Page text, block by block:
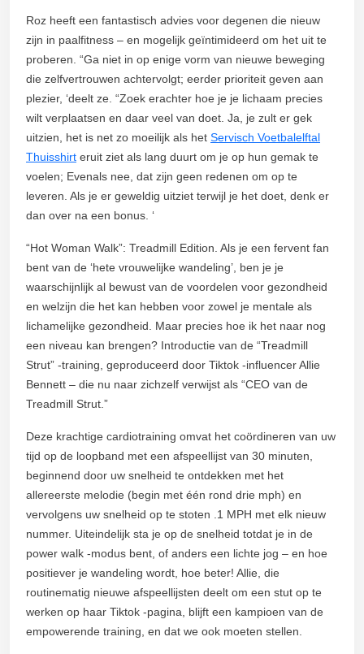
Roz heeft een fantastisch advies voor degenen die nieuw
zijn in paalfitness – en mogelijk geïntimideerd om het uit te
proberen. “Ga niet in op enige vorm van nieuwe beweging
die zelfvertrouwen achtervolgt; eerder prioriteit geven aan
plezier, ‘deelt ze. “Zoek erachter hoe je je lichaam precies
wilt verplaatsen en daar veel van doet. Ja, je zult er gek
uitzien, het is net zo moeilijk als het Servisch Voetbalelftal
Thuisshirt eruit ziet als lang duurt om je op hun gemak te
voelen; Evenals nee, dat zijn geen redenen om op te
leveren. Als je er geweldig uitziet terwijl je het doet, denk er
dan over na een bonus. ‘
“Hot Woman Walk”: Treadmill Edition. Als je een fervent fan
bent van de ‘hete vrouwelijke wandeling’, ben je je
waarschijnlijk al bewust van de voordelen voor gezondheid
en welzijn die het kan hebben voor zowel je mentale als
lichamelijke gezondheid. Maar precies hoe ik het naar nog
een niveau kan brengen? Introductie van de “Treadmill
Strut” -training, geproduceerd door Tiktok -influencer Allie
Bennett – die nu naar zichzelf verwijst als “CEO van de
Treadmill Strut.”
Deze krachtige cardiotraining omvat het coördineren van uw
tijd op de loopband met een afspeellijst van 30 minuten,
beginnend door uw snelheid te ontdekken met het
allereerste melodie (begin met één rond drie mph) en
vervolgens uw snelheid op te stoten .1 MPH met elk nieuw
nummer. Uiteindelijk sta je op de snelheid totdat je in de
power walk -modus bent, of anders een lichte jog – en hoe
positiever je wandeling wordt, hoe beter! Allie, die
routinematig nieuwe afspeellijsten deelt om een stut op te
werken op haar Tiktok -pagina, blijft een kampioen van de
empowerende training, en dat we ook moeten stellen.